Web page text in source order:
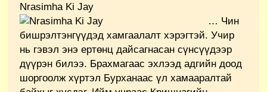
Nrasimha Ki Jay
… Чин
бишрэлтэнгүүдэд хамгаалалт хэрэгтэй. Учир
нь гэвэл энэ ертөнц дайсагнасан сүнсүүдээр
дүүрэн билээ. Брахмагаас эхлээд адгийн доод
шоргоолж хүртэл Бурханаас үл хамааралтай